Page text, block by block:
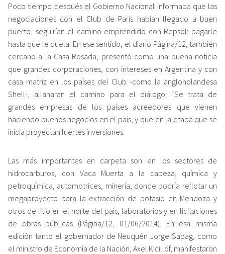
Poco tiempo después el Gobierno Nacional informaba que las
negociaciones con el Club de París habían llegado a buen
puerto, seguirían el camino emprendido con Repsol: pagarle
hasta que le duela. En ese sentido, el diario Página/12, también
cercano a la Casa Rosada, presentó como una buena noticia
que grandes corporaciones, con intereses en Argentina y con
casa matriz en los países del Club -como la angloholandesa
Shell-, allanaran el camino para el diálogo. “Se trata de
grandes empresas de los países acreedores que vienen
haciendo buenos negocios en el país, y que en la etapa que se
inicia proyectan fuertes inversiones.
Las más importantes en carpeta son en los sectores de
hidrocarburos, con Vaca Muerta a la cabeza, química y
petroquímica, automotrices, minería, donde podría reflotar un
megaproyecto para la extracción de potasio en Mendoza y
otros de litio en el norte del país, laboratorios y en licitaciones
de obras públicas (Página/12, 01/06/2014). En esa misma
edición tanto el gobernador de Neuquén Jorge Sapag, como
el ministro de Economía de la Nación, Axel Kicillof, manifestaron